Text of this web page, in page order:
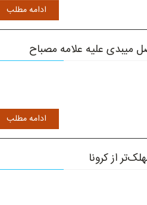
ادامه مطلب
میبدی علیه‌ علامه‌ مصباح
ادامه مطلب
از کرونا